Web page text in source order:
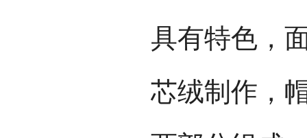
具有特色，
芯绒制作，